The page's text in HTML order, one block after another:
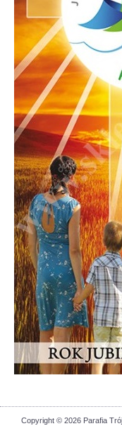
Copyright © 2026 Parafia